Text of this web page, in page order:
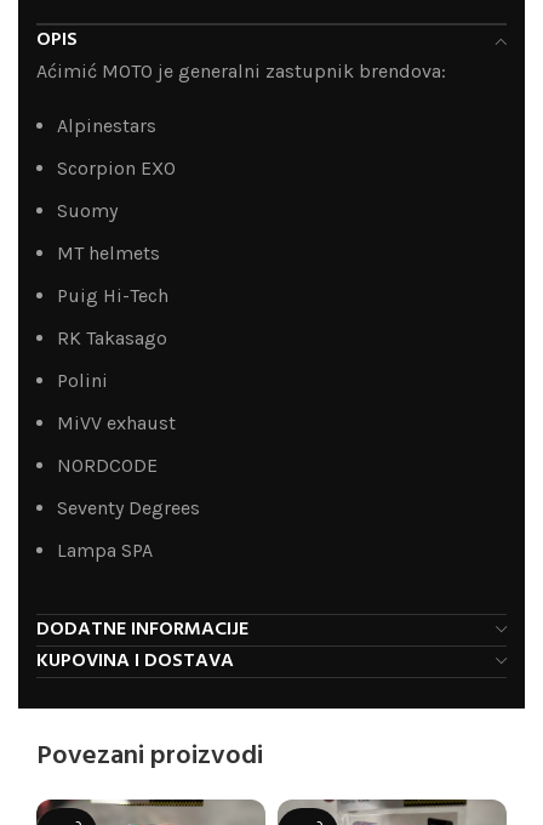
OPIS
Aćimić MOTO je generalni zastupnik brendova:
Alpinestars
Scorpion EXO
Suomy
MT helmets
Puig Hi-Tech
RK Takasago
Polini
MiVV exhaust
NORDCODE
Seventy Degrees
Lampa SPA
DODATNE INFORMACIJE
KUPOVINA I DOSTAVA
Povezani proizvodi